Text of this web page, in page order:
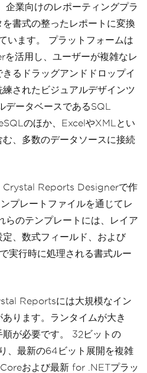
業向けのレポーティングプラ
書式の整ったレポートに変換
います。 プラットフォームは
活用し、ユーザーが複雑なレ
るドラッグアンドドロップイ
されたビジュアルデザインツ
データベースであるSQL
のほか、ExcelやXMLとい
、多数のデータソースに接続
Crystal Reports Designerで作
プレートファイルを通じてレ
らのテンプレートには、レイア
、数式フィールド、および
行時に処理される書式ルー
Reportsには大規模なイン
ります。ランタイムが大き
順が必要です。 32ビットの
、最新の64ビット展開を複雑
および最新 for .NETプラッ